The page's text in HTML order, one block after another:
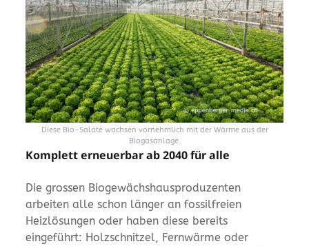
Diese Bio-Salate wachsen vornehmlich mit der Wärme aus der
Biogasanlage.
Komplett erneuerbar ab 2040 für alle
Die grossen Biogewächshausproduzenten
arbeiten alle schon länger an fossilfreien
Heizlösungen oder haben diese bereits
eingeführt: Holzschnitzel, Fernwärme oder